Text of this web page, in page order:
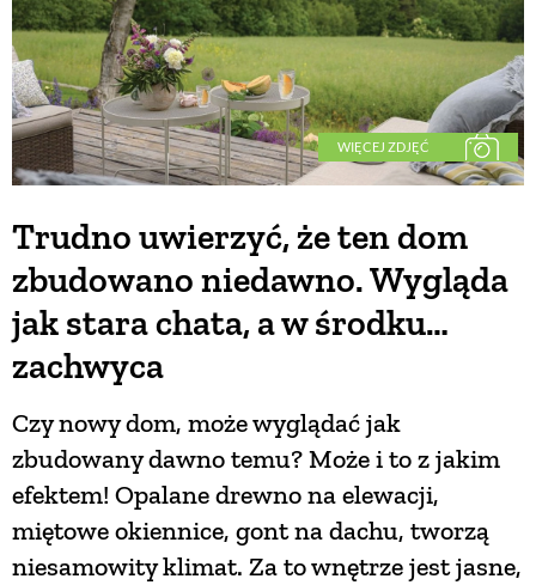
WIĘCEJ ZDJĘĆ
Trudno uwierzyć, że ten dom
zbudowano niedawno. Wygląda
jak stara chata, a w środku…
zachwyca
Czy nowy dom, może wyglądać jak
zbudowany dawno temu? Może i to z jakim
efektem! Opalane drewno na elewacji,
miętowe okiennice, gont na dachu, tworzą
niesamowity klimat. Za to wnętrze jest jasne,